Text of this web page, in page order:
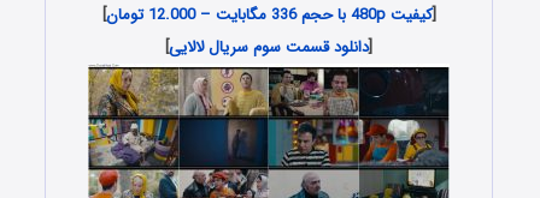
[کیفیت 480p با حجم 336 مگابایت – 12.000 تومان
]
[دانلود قسمت سوم سریال لالایی]